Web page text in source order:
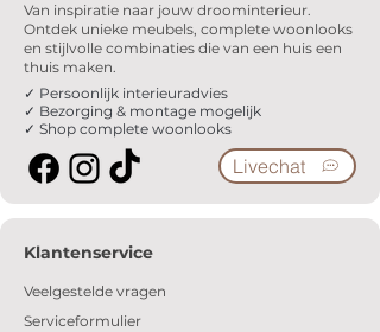
Van inspiratie naar jouw droominterieur.
Ontdek unieke meubels, complete woonlooks
en stijlvolle combinaties die van een huis een
thuis maken.
✓ Persoonlijk interieuradvies
✓ Bezorging & montage mogelijk
✓ Shop complete woonlooks
Livechat
Klantenservice
Veelgestelde vragen
Serviceformulier